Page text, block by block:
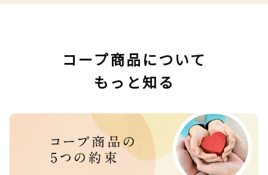
コープ商品について
もっと知る